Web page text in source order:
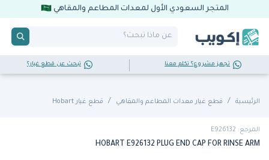
المتجر السعودي الأول لمعدات المطاعم والمقاهي
تجهز مشروع؟ تكلم معنا تبحث عن قطع غيار؟
الرئيسية قطع غيار معدات المطاعم والمقاهي قطع غيار Hobart
المرجع: E926132
HOBART E926132 PLUG END CAP FOR RINSE ARM